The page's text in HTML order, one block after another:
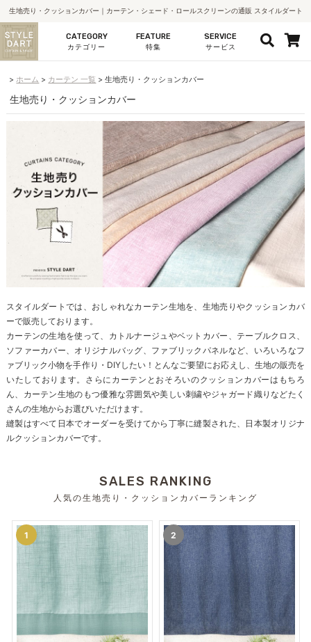
生地売り・クッションカバー｜カーテン・シェード・ロールスクリーンの通販 スタイルダート
CATEGORY
カテゴリー
FEATURE
特集
SERVICE
サービス
ホーム カーテン 一覧 生地売り・クッションカバー
生地売り・クッションカバー
スタイルダートでは、おしゃれなカーテン生地を、生地売りやクッションカバ
ーで販売しております。
カーテンの生地を使って、カトルナージュやベットカバー、テーブルクロス、
ソファーカバー、オリジナルバッグ、ファブリックパネルなど、いろいろなフ
ァブリック小物を手作り・DIYしたい！とんなご要望にお応えし、生地の販売を
いたしております。さらにカーテンとおそろいのクッションカバーはもちろ
ん、カーテン生地のもつ優雅な雰囲気や美しい刺繍やジャガード織りなどたく
さんの生地からお選びいただけます。
縫製はすべて日本でオーダーを受けてから丁寧に縫製された、日本製オリジナ
ルクッションカバーです。
SALES RANKING
人気の生地売り・クッションカバーランキング